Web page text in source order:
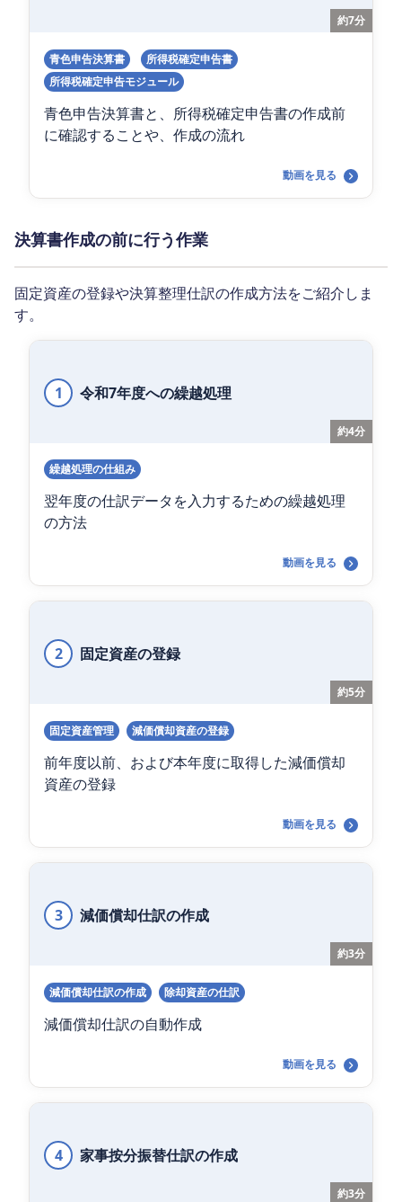
約7分
青色申告決算書
所得税確定申告書
所得税確定申告モジュール
青色申告決算書と、所得税確定申告書の作成前
に確認することや、作成の流れ
動画を見る
決算書作成の前に行う作業
固定資産の登録や決算整理仕訳の作成方法をご紹介しま
す。
1 令和7年度への繰越処理
約4分
繰越処理の仕組み
翌年度の仕訳データを入力するための繰越処理
の方法
動画を見る
2 固定資産の登録
約5分
固定資産管理 減価償却資産の登録
前年度以前、および本年度に取得した減価償却
資産の登録
動画を見る
3 減価償却仕訳の作成
約3分
減価償却仕訳の作成 除却資産の仕訳
減価償却仕訳の自動作成
動画を見る
4 家事按分振替仕訳の作成
約3分